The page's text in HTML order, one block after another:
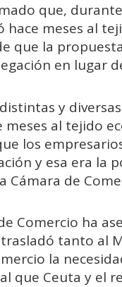
que,
hace meses al
que la
en lugar
y
meses al tejido
los
y esa era la
Cámara de
Comercio ha
tanto al
la
que Ceuta y el